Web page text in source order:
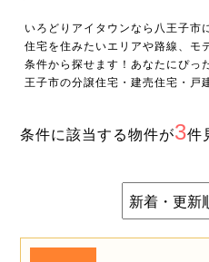
いろどりアイタウンなら八王子市
住宅を住みたいエリアや路線、モ
条件から探せます！あなたにぴっ
王子市の分譲住宅・建売住宅・戸
条件に該当する物件が3件